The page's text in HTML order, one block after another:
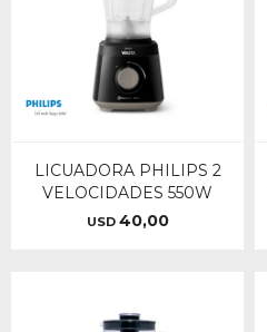
LICUADORA PHILIPS 2
VELOCIDADES 550W
USD 40,00